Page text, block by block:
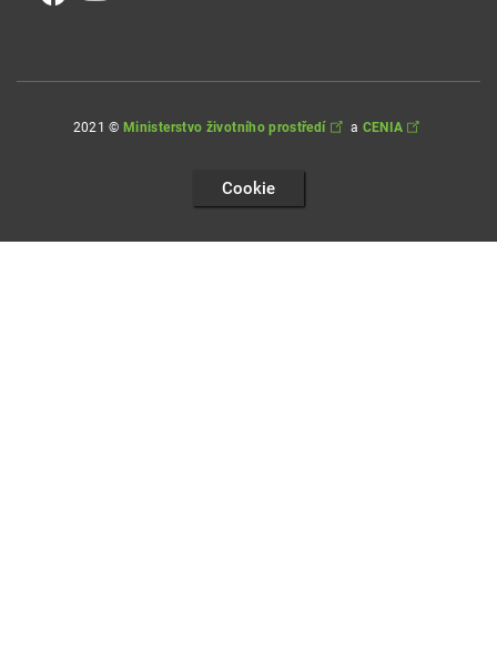
2021 © Ministerstvo životního prostředí a CENIA
Cookie